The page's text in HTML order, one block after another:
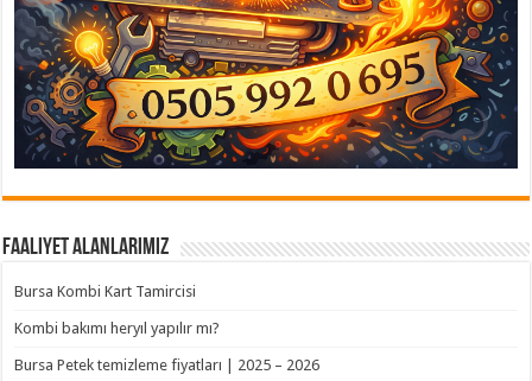
Faaliyet Alanlarımız
Bursa Kombi Kart Tamircisi
Kombi bakımı heryıl yapılır mı?
Bursa Petek temizleme fiyatları | 2025 – 2026